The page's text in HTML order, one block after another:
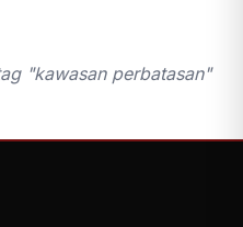
"kawasan perbatasan"